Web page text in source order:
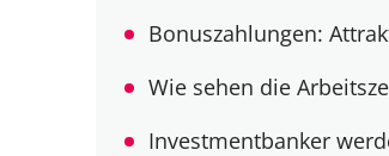
Bonuszahlungen:
Wie sehen die
Investmentbanker